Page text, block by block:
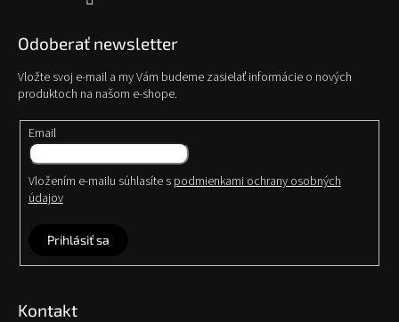
Odoberať newsletter
Vložte svoj e-mail a my Vám budeme zasielať informácie o nových
produktoch na našom e-shope.
Email
Vložením e-mailu súhlasíte s podmienkami ochrany osobných
údajov
Prihlásiť sa
Kontakt